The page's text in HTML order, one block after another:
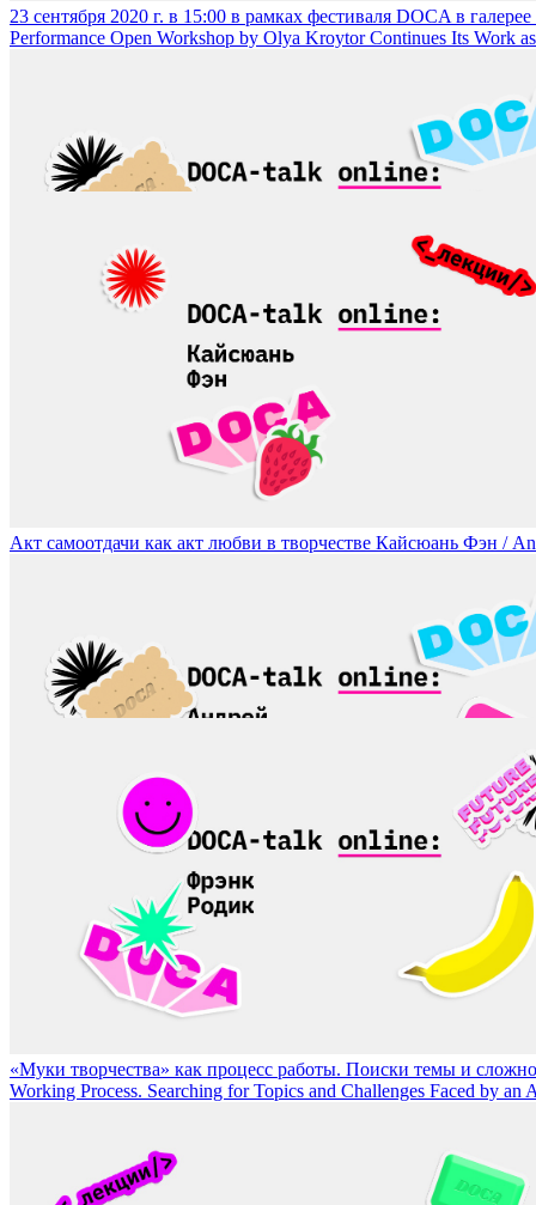
23 сентября 2020 г. в 15:00 в рамках фестиваля DOCA в
Performance Open Workshop by Olya Kroytor Continues Its Work
«Это было, а меня не было». Личный опыт как триггер
Акт самоотдачи как акт любви в творчестве Кайсюань Фэн /
«Это было, а меня не было». Личный опыт как триггер
«Муки творчества» как процесс работы. Поиски темы и
Working Process. Searching for Topics and Challenges Faced by